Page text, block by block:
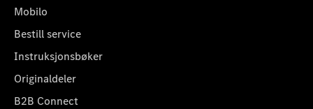
Mobilo
Bestill service
Instruksjonsbøker
Originaldeler
B2B Connect